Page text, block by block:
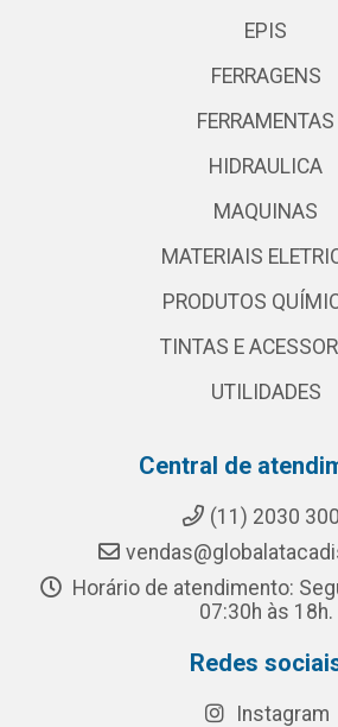
EPIS
FERRAGENS
FERRAMENTAS
HIDRAULICA
MAQUINAS
MATERIAIS
PRODUTOS
TINTAS E
UTILIDADES
Central de
(11) 2030
Horário de atendimento:
07:30h às 18h.
Redes
Instagram